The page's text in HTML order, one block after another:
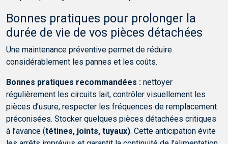
Bonnes pratiques pour prolonger la
durée de vie de vos pièces détachées
Une maintenance préventive permet de réduire
considérablement les pannes et les coûts.
Bonnes pratiques recommandées : nettoyer
régulièrement les circuits lait, contrôler visuellement les
pièces d’usure, respecter les fréquences de remplacement
préconisées. Stocker quelques pièces détachées critiques
à l’avance (tétines, joints, tuyaux). Cette anticipation évite